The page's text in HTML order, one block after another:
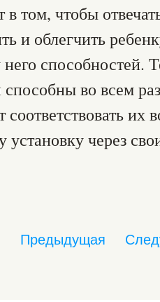
в том, чтобы
и облегчить
способностей.
способны во всем
их
установку через
Предыдущая